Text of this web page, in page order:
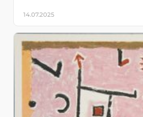
14.07.2025